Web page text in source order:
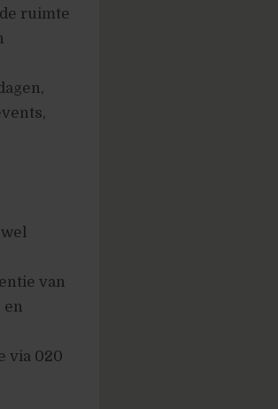
ruimte
van
en
via 020